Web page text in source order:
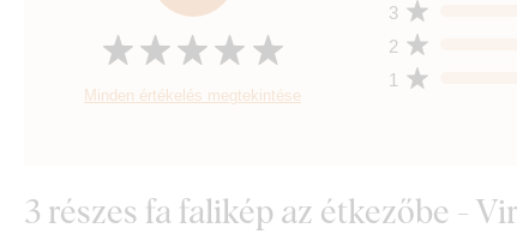
Minden értékelés megtekintése
1
2
3
3 részes fa falikép az étkezőbe -